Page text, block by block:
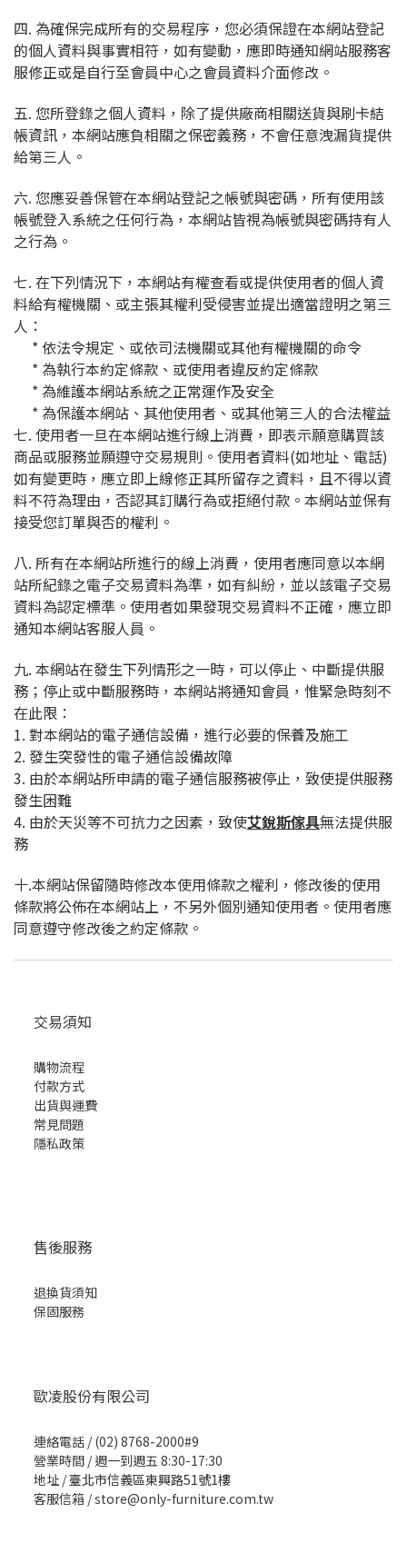
四. 為確保完成所有的交易程序，您必須保證在本網站登記
的個人資料與事實相符，如有變動，應即時通知網站服務客
服修正或是自行至會員中心之會員資料介面修改。
五. 您所登錄之個人資料，除了提供廠商相關送貨與刷卡結
帳資訊，本網站應負相關之保密義務，不會任意洩漏貨提供
給第三人。
六. 您應妥善保管在本網站登記之帳號與密碼，所有使用該
帳號登入系統之任何行為，本網站皆視為帳號與密碼持有人
之行為。
七. 在下列情況下，本網站有權查看或提供使用者的個人資
料給有權機關、或主張其權利受侵害並提出適當證明之第三
人：
* 依法令規定、或依司法機關或其他有權機關的命令
* 為執行本約定條款、或使用者違反約定條款
* 為維護本網站系統之正常運作及安全
* 為保護本網站、其他使用者、或其他第三人的合法權益
七. 使用者一旦在本網站進行線上消費，即表示願意購買該
商品或服務並願遵守交易規則。使用者資料(如地址、電話)
如有變更時，應立即上線修正其所留存之資料，且不得以資
料不符為理由，否認其訂購行為或拒絕付款。本網站並保有
接受您訂單與否的權利。
八. 所有在本網站所進行的線上消費，使用者應同意以本網
站所紀錄之電子交易資料為準，如有糾紛，並以該電子交易
資料為認定標準。使用者如果發現交易資料不正確，應立即
通知本網站客服人員。
九. 本網站在發生下列情形之一時，可以停止、中斷提供服
務；停止或中斷服務時，本網站將通知會員，惟緊急時刻不
在此限：
1. 對本網站的電子通信設備，進行必要的保養及施工
2. 發生突發性的電子通信設備故障
3. 由於本網站所申請的電子通信服務被停止，致使提供服務
發生困難
4. 由於天災等不可抗力之因素，致使艾銳斯傢具無法提供服
務
十.本網站保留隨時修改本使用條款之權利，修改後的使用
條款將公佈在本網站上，不另外個別通知使用者。使用者應
同意遵守修改後之約定條款。
交易須知
購物流程
付款方式
出貨與運費
常見問題
隱私政策
售後服務
退換貨須知
保固服務
歐凌股份有限公司
連絡電話 / (02) 8768-2000#9
營業時間 / 週一到週五 8:30-17:30
地址 /臺北市信義區東興路51號1樓
客服信箱 / store@only-furniture.com.tw